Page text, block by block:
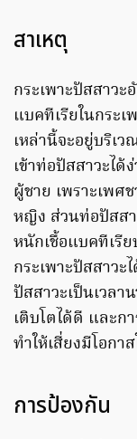
สาเหตุ
กระเพาะปัสสาวะ
แบคทีเรียในกระ
เหล่านี้จะอยู่บริเ
เข้าท่อปัสสาวะไ
ผู้ชาย เพราะเพศ
หญิง ส่วนท่อปัสส
หนักเชื้อแบคทีเรี
กระเพาะปัสสาว
ปัสสาวะเป็นเวลา
เติบโตได้ดี และก
ทำให้เสี่ยงมีโอกา
การป้องกัน